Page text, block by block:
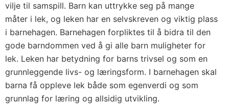
vilje til samspill. Barn kan uttrykke seg på mange
måter i lek, og leken har en selvskreven og viktig plass
i barnehagen. Barnehagen forpliktes til å bidra til den
gode barndommen ved å gi alle barn muligheter for
lek. Leken har betydning for barns trivsel og som en
grunnleggende livs- og læringsform. I barnehagen skal
barna få oppleve lek både som egenverdi og som
grunnlag for læring og allsidig utvikling.